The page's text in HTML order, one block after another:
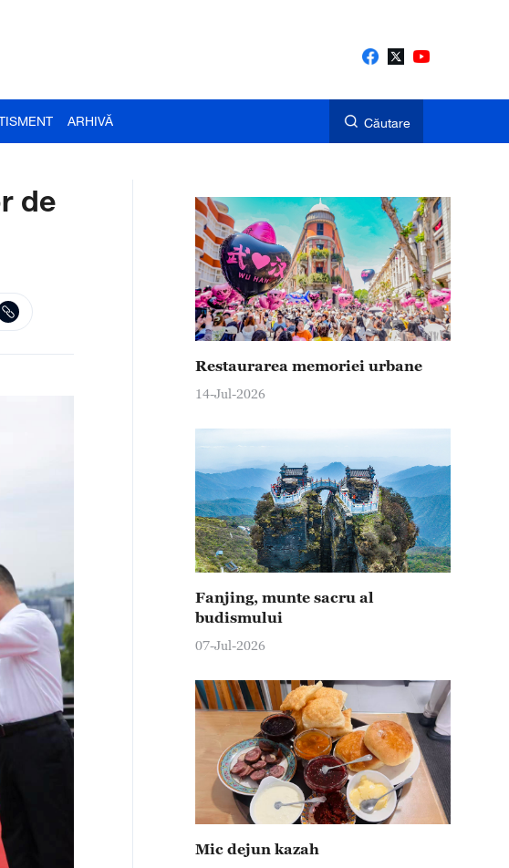
ARHIVĂ Căutare
de
Restaurarea memoriei urbane
14-Jul-2026
Fanjing, munte sacru al
budismului
07-Jul-2026
Mic dejun kazah